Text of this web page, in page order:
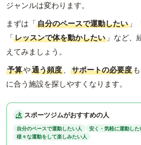
ジャンルは変わります。
まずは「自分のペースで運動したい 」
「レッスンで体を動かしたい 」など、
えてみましょう。
予算や通う頻度 、 サポートの必要度
に合う施設を探しやすくなります。
スポーツジムがおすすめの人
自分のペースで運動したい人
安く・気軽に運動した
様々な運動をして楽しみたい人